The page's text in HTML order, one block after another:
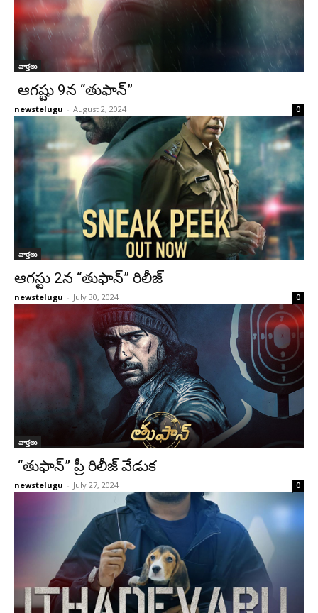
వార్తలు
ఆగష్టు 9న “తుఫాన్”
newstelugu - August 2, 2024 0
వార్తలు
ఆగస్టు 2న “తుఫాన్” రిలీజ్
newstelugu - July 30, 2024 0
వార్తలు
“తుఫాన్” ప్రీ రిలీజ్ వేడుక
newstelugu - July 27, 2024 0